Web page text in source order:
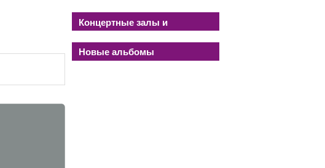
Концертные залы и
площадки
Новые альбомы